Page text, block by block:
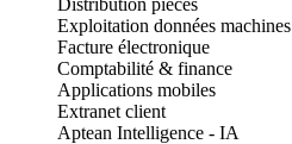
Distribution pièces
Exploitation données machines
Facture électronique
Comptabilité & finance
Applications mobiles
Extranet client
Aptean Intelligence - IA